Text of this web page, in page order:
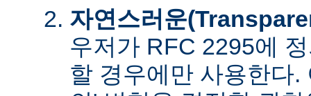
자연스러운
우저가 RFC 2295에
할 경우에만 사용한다.